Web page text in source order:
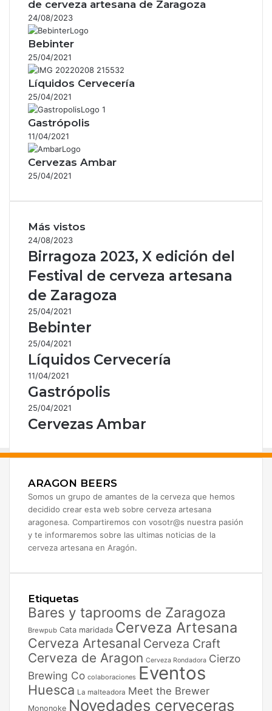
de cerveza artesana de Zaragoza
24/08/2023
Bebinter
25/04/2021
Líquidos Cervecería
25/04/2021
Gastrópolis
11/04/2021
Cervezas Ambar
25/04/2021
Más vistos
24/08/2023
Birragoza 2023, X edición del
Festival de cerveza artesana
de Zaragoza
25/04/2021
Bebinter
25/04/2021
Líquidos Cervecería
11/04/2021
Gastrópolis
25/04/2021
Cervezas Ambar
ARAGON BEERS
Somos un grupo de amantes de la cerveza que hemos
decidido crear esta web sobre cerveza artesana
aragonesa. Compartiremos con vosotr@s nuestra pasión
y te informaremos sobre las ultimas noticias de la
cerveza artesana en Aragón.
Etiquetas
Bares y taprooms de Zaragoza
Brewpub Cata maridada Cerveza Artesana
Cerveza Artesanal Cerveza Craft
Cerveza de Aragon Cerveza Rondadora Cierzo
Brewing Co colaboraciones Eventos
Huesca La malteadora Meet the Brewer
Mononoke Novedades cerveceras